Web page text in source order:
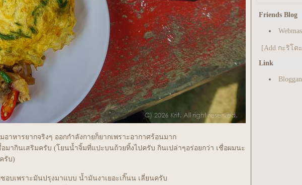
าหารยากจริงๆ ออกกำลังกายก็ยากเพราะอากาศร้อนมาก
มากินเสริมครับ (โยนน้ำจิ้มที่แปะบนถ้วยทิ้งไปครับ กินเปล่าๆอร่อยกว่า เชื่อผมนะ
ครับ)
บเพราะมันปรุงมาแบบ น้ำมันงาเยอะเกิ๊นน เลี่ยนครับ
Friends Blog
[Add กะริโต
Link